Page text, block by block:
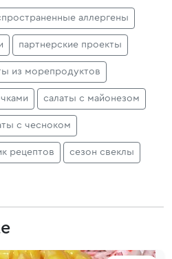
аллергены
партнерские проекты
из морепродуктов
салаты с майонезом
с чесноком
рецептов сезон свеклы